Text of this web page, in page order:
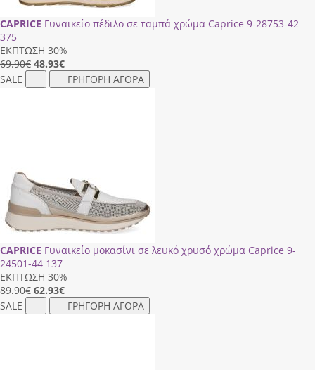
CAPRICE Γυναικείο πέδιλο σε ταμπά χρώμα Caprice 9-28753-42
375
ΕΚΠΤΩΣΗ 30%
69.90€ 48.93€
SALE
ΓΡΗΓΟΡΗ ΑΓΟΡΑ
CAPRICE Γυναικείο μοκασίνι σε λευκό χρυσό χρώμα Caprice 9-
24501-44 137
ΕΚΠΤΩΣΗ 30%
89.90€ 62.93€
SALE
ΓΡΗΓΟΡΗ ΑΓΟΡΑ